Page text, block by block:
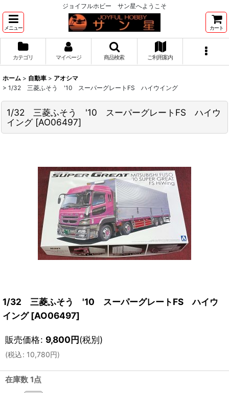
ジョイフルホビー サン星へようこそ
メニュー カート
カテゴリ マイページ 商品検索 ご利用案内
ホーム > 自動車 > アオシマ
> 1/32 三菱ふそう '10 スーパーグレートFS ハイウイング
1/32 三菱ふそう '10 スーパーグレートFS ハイウ
イング [AO06497]
1/32 三菱ふそう '10 スーパーグレートFS ハイウ
イング [AO06497]
販売価格: 9,800円(税別)
(税込: 10,780円)
在庫数 1点